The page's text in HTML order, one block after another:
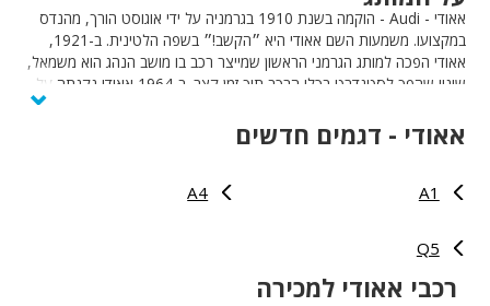
אאודי - Audi - הוקמה בשנת 1910 בגרמניה על ידי אוגוסט הורך, מהנדס
במקצועו. משמעות השם אאודי היא ״הקשב!״ בשפה הלטינית. ב-1921,
אאודי הפכה למותג הגרמני הראשון שמייצר רכב בו מושב הנהג הוא משמאל,
שינוי שהפך לסטנדרט בכלי הרכב תוך זמן קצר. ב-1964 אאודי נקנתה על
מעוצבים ומתקדמים טכנולוגית.
⌄
אאודי - דגמים חדשים
A1
A4
Q5
רכבי אאודי למכירה